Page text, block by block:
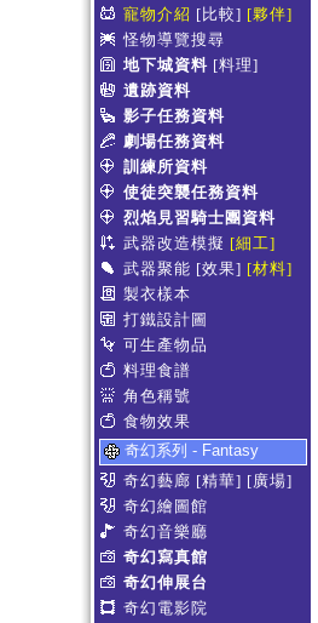
寵物介紹 [比較] [夥伴]
怪物導覽搜尋
地下城資料 [料理]
遺跡資料
影子任務資料
劇場任務資料
訓練所資料
使徒突襲任務資料
烈焰見習騎士團資料
武器改造模擬 [細工]
武器聚能 [效果] [材料]
製衣樣本
打鐵設計圖
可生產物品
料理食譜
角色稱號
食物效果
奇幻系列 - Fantasy
奇幻藝廊 [精華] [廣場]
奇幻繪圖館
奇幻音樂廳
奇幻寫真館
奇幻伸展台
奇幻電影院